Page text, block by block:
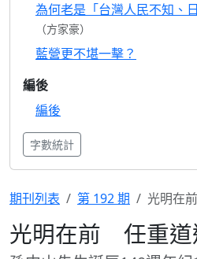
為何老是「台灣人民不知、
（方家豪）
藍營更不堪一擊？
編後
編後
字數統計
期刊列表 第 192 期 光明在
光明在前 任重